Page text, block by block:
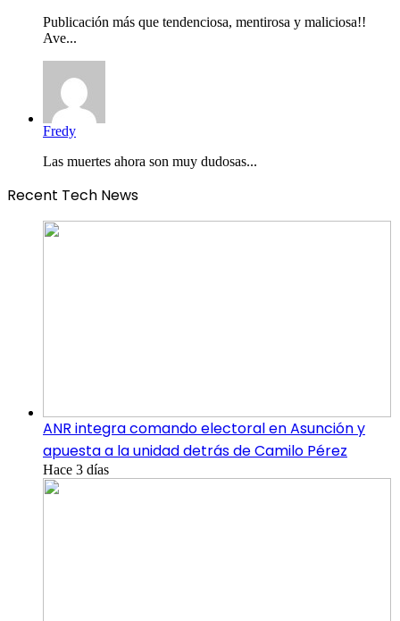
Publicación más que tendenciosa, mentirosa y maliciosa!!
Ave...
Fredy
Las muertes ahora son muy dudosas...
Recent Tech News
ANR integra comando electoral en Asunción y
apuesta a la unidad detrás de Camilo Pérez
Hace 3 días